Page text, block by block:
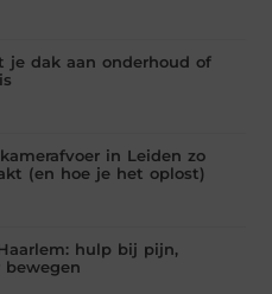
je dak aan onderhoud of
in Leiden zo
(en hoe je het oplost)
hulp bij pijn,